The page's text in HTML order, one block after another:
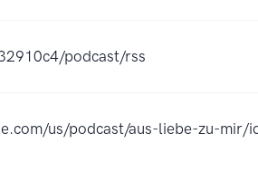
podcast/rss
us/podcast/aus-liebe-zu-mir/